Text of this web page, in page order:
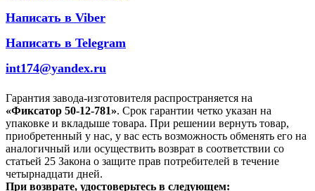
Написать в Viber
Написать в Telegram
int174@yandex.ru
Гарантия завода-изготовителя распространяется на
«Фиксатор 50-12-781». Срок гарантии четко указан на
упаковке и вкладыше товара. При решении вернуть товар,
приобретенный у нас, у вас есть возможность обменять его на
аналогичный или осуществить возврат в соответствии со
статьей 25 Закона о защите прав потребителей в течение
четырнадцати дней.
При возврате, удостоверьтесь в следующем: